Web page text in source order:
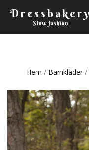
Dressbakery
Slow fashion
Hem / Barnkläder /